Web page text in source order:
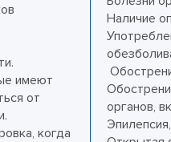
имеют
от
когда
Наличие
органов,